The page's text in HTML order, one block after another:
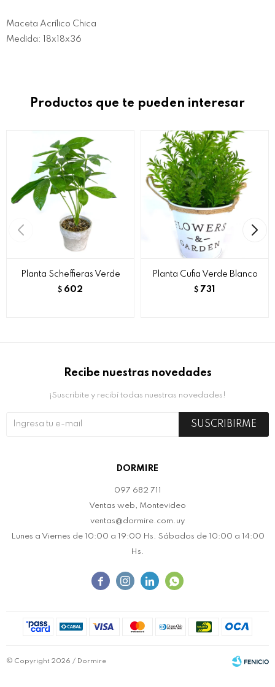
Maceta Acrílico Chica
Medida: 18x18x36
Productos que te pueden interesar
Planta Scheffieras Verde
$ 602
Planta Cufia Verde Blanco
$ 731
DORMIRE
097 682 711
Ventas web, Montevideo
ventas@dormire.com.uy
Lunes a Viernes de 10:00 a 19:00 Hs. Sábados de 10:00 a 14:00
Hs.
   
Recibe nuestras novedades
¡Suscribite y recibí todas nuestras novedades!
SUSCRIBIRME
© Copyright 2026 / Dormire